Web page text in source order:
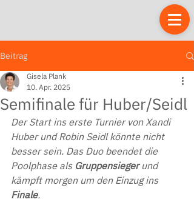
Beitrag
Semifinale für Huber/Seidl
Gisela Plank
10. Apr. 2025
Der Start ins erste Turnier von Xandi
Huber und Robin Seidl könnte nicht
besser sein. Das Duo beendet die
Poolphase als Gruppensieger und
kämpft morgen um den Einzug ins
Finale.